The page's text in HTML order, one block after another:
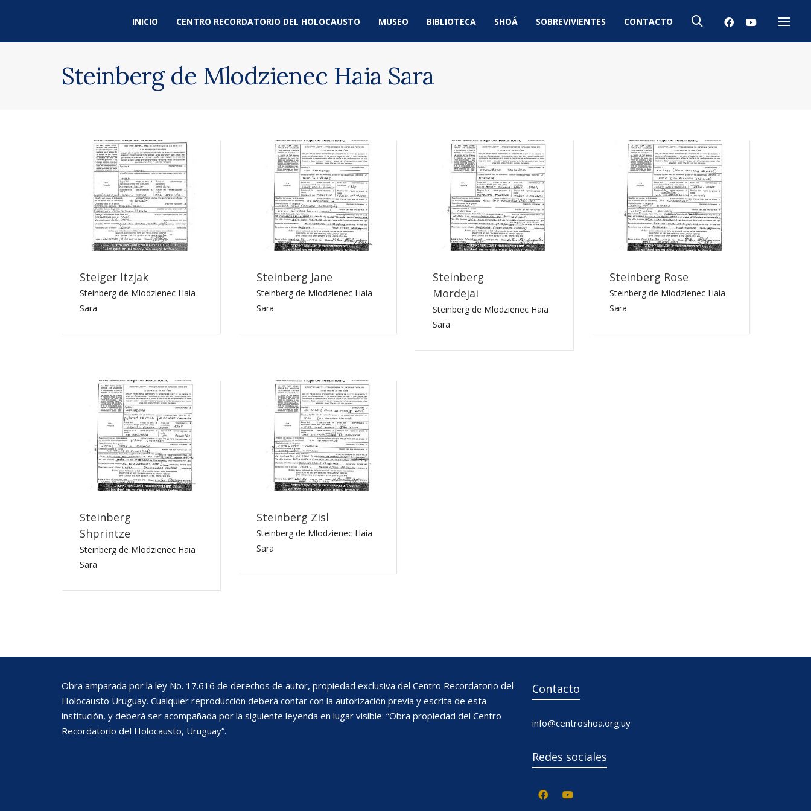
INICIO CENTRO RECORDATORIO DEL HOLOCAUSTO MUSEO BIBLIOTECA SHOÁ SOBREVIVIENTES CONTACTO
Menú
Steinberg de Mlodzienec Haia Sara
Steiger Itzjak
Steinberg de Mlodzienec Haia
Sara
Steinberg Jane
Steinberg de Mlodzienec Haia
Sara
Steinberg
Mordejai
Steinberg de Mlodzienec Haia
Sara
Steinberg Rose
Steinberg de Mlodzienec Haia
Sara
Steinberg
Shprintze
Steinberg de Mlodzienec Haia
Sara
Steinberg Zisl
Steinberg de Mlodzienec Haia
Sara
Obra amparada por la ley No. 17.616 de derechos de autor, propiedad exclusiva del Centro Recordatorio del
Holocausto Uruguay. Cualquier reproducción deberá contar con la autorización previa y escrita de esta
institución, y deberá ser acompañada por la siguiente leyenda en lugar visible: “Obra propiedad del Centro
Recordatorio del Holocausto, Uruguay”.
Contacto
info@centroshoa.org.uy
Redes sociales